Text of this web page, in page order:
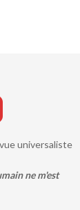
universaliste
ne m'est